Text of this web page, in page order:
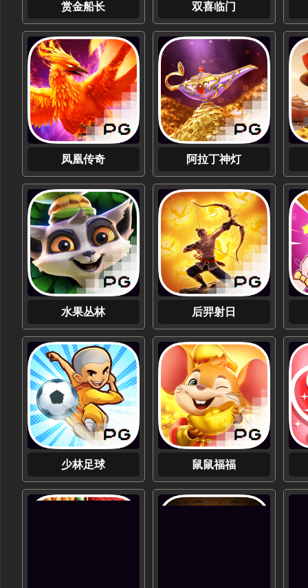
赏金船长 双喜临门
凤凰传奇 阿拉丁神灯
水果丛林 后羿射日
少林足球 鼠鼠福福